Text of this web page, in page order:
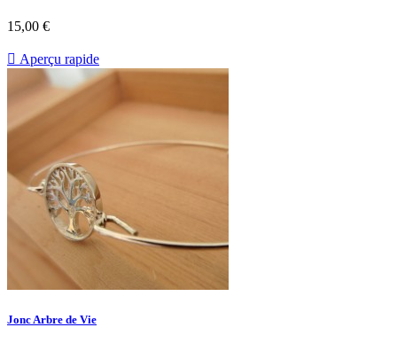
15,00 €
 Aperçu rapide
Jonc Arbre de Vie